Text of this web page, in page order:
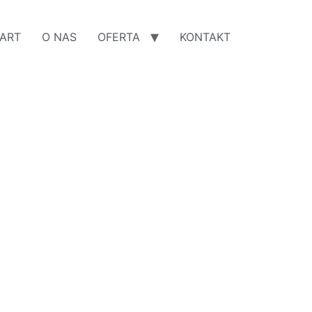
O NAS OFERTA KONTAKT